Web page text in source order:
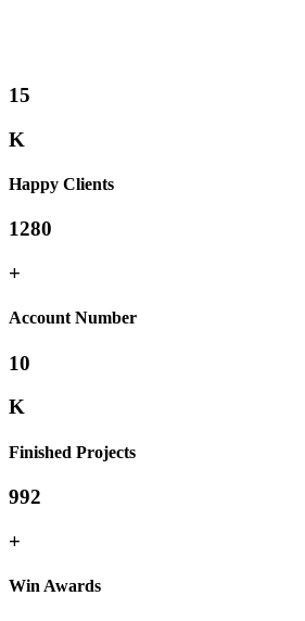
15
K
Happy Clients
1280
+
Account Number
10
K
Finished Projects
992
+
Win Awards